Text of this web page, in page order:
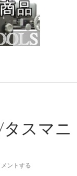
タスマニ
メントする